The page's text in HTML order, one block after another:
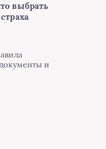
выбрать